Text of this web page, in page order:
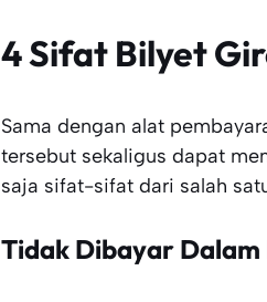
4Sifat Bilyet
Sama dengan alat
tersebut sekaligus dapat
saja sifat-sifat dari salah
Tidak Dibayar Dalam